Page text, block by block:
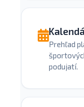
Prehľad
podujatí.